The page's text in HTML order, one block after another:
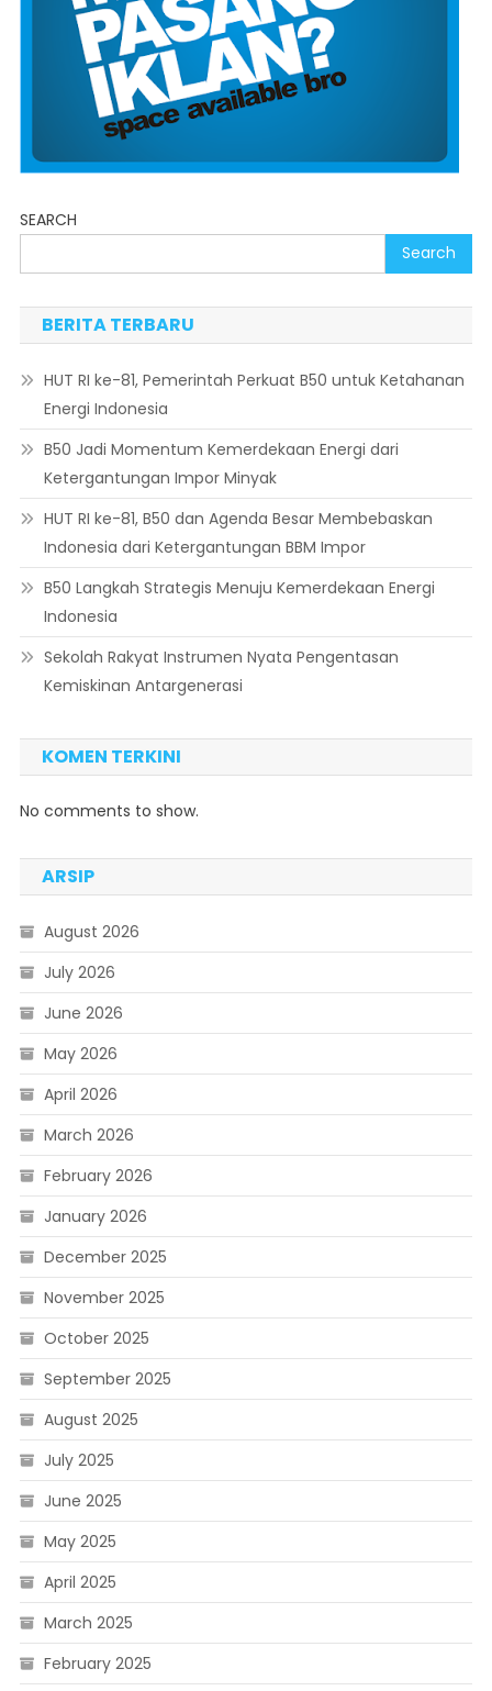
SEARCH
Search
BERITA TERBARU
HUT RI ke-81, Pemerintah Perkuat B50 untuk Ketahanan
Energi Indonesia
B50 Jadi Momentum Kemerdekaan Energi dari
Ketergantungan Impor Minyak
HUT RI ke-81, B50 dan Agenda Besar Membebaskan
Indonesia dari Ketergantungan BBM Impor
B50 Langkah Strategis Menuju Kemerdekaan Energi
Indonesia
Sekolah Rakyat Instrumen Nyata Pengentasan
Kemiskinan Antargenerasi
KOMEN TERKINI
No comments to show.
ARSIP
August 2026
July 2026
June 2026
May 2026
April 2026
March 2026
February 2026
January 2026
December 2025
November 2025
October 2025
September 2025
August 2025
July 2025
June 2025
May 2025
April 2025
March 2025
February 2025